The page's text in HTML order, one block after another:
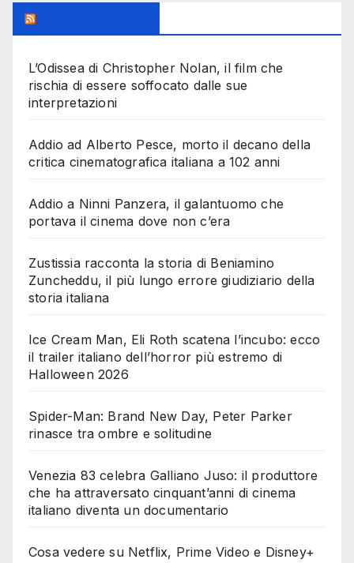
L’Odissea di Christopher Nolan, il film che
rischia di essere soffocato dalle sue
interpretazioni
Addio ad Alberto Pesce, morto il decano della
critica cinematografica italiana a 102 anni
Addio a Ninni Panzera, il galantuomo che
portava il cinema dove non c’era
Zustissia racconta la storia di Beniamino
Zuncheddu, il più lungo errore giudiziario della
storia italiana
Ice Cream Man, Eli Roth scatena l’incubo: ecco
il trailer italiano dell’horror più estremo di
Halloween 2026
Spider-Man: Brand New Day, Peter Parker
rinasce tra ombre e solitudine
Venezia 83 celebra Galliano Juso: il produttore
che ha attraversato cinquant’anni di cinema
italiano diventa un documentario
Cosa vedere su Netflix, Prime Video e Disney+